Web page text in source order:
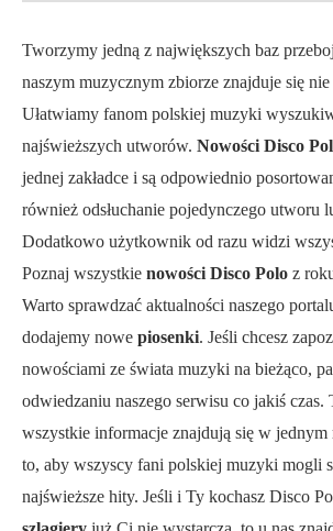
Tworzymy jedną z największych baz
naszym muzycznym zbiorze znajduje się
Ułatwiamy fanom polskiej muzyki
najświeższych utworów. Nowości Disco
jednej zakładce i są odpowiednio
również odsłuchanie pojedynczego utworu
Dodatkowo użytkownik od razu widzi
Poznaj wszystkie nowości Disco Polo z
Warto sprawdzać aktualności naszego
dodajemy nowe piosenki. Jeśli chcesz
nowościami ze świata muzyki na bieżąco,
odwiedzaniu naszego serwisu co jakiś czas.
wszystkie informacje znajdują się w
to, aby wszyscy fani polskiej muzyki mogli
najświeższe hity. Jeśli i Ty kochasz Disco